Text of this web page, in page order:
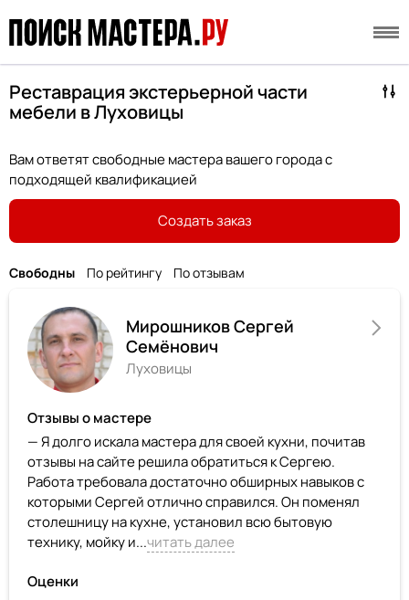
Реставрация экстерьерной части
мебели в Луховицы
Вам ответят свободные мастера вашего города с
подходящей квалификацией
Создать заказ
Свободны По рейтингу По отзывам
Мирошников Сергей
Семёнович
Луховицы
Отзывы о мастере
— Я долго искала мастера для своей кухни, почитав
отзывы на сайте решила обратиться к Сергею.
Работа требовала достаточно обширных навыков с
которыми Сергей отлично справился. Он поменял
столешницу на кухне, установил всю бытовую
технику, мойку и...читать далее
Оценки